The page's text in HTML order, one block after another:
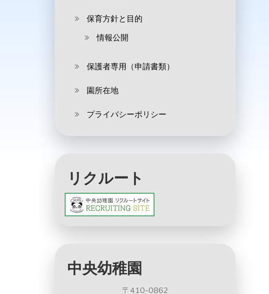
保育方針と目的
情報公開
保護者専用（申請書類）
園所在地
プライバシーポリシー
リクルート
中央幼稚園
〒410-0862